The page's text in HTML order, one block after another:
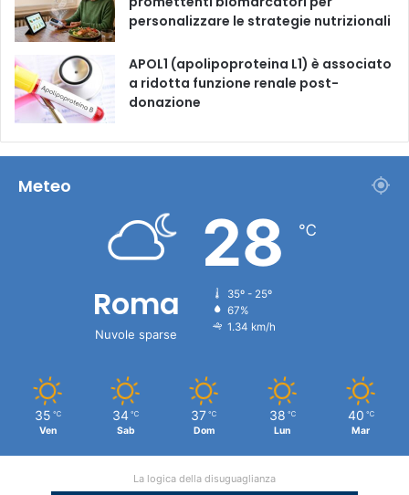
personalizzare le strategie nutrizionali
APOL1 (apolipoproteina L1) è associato
a ridotta funzione renale post-
donazione
Meteo
Roma
Nuvole sparse
28 ℃
35º - 25º
67%
1.34 km/h
35 ℃
Ven
34 ℃
Sab
37 ℃
Dom
38 ℃
Lun
40 ℃
Mar
La logica della disuguaglianza